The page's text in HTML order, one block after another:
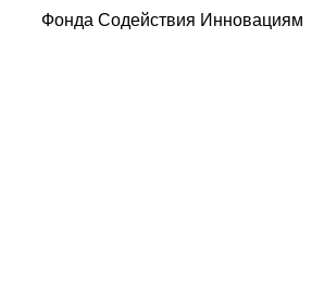
Фонда Содействия Инновациям